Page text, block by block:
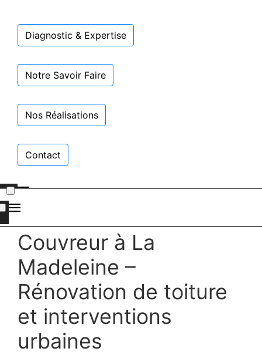
Diagnostic & Expertise
Notre Savoir Faire
Nos Réalisations
Contact
Couvreur à La
Madeleine –
Rénovation de toiture
et interventions
urbaines